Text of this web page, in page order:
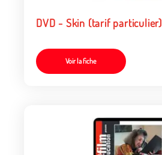
DVD - Skin (tarif particulier)
Voir la fiche